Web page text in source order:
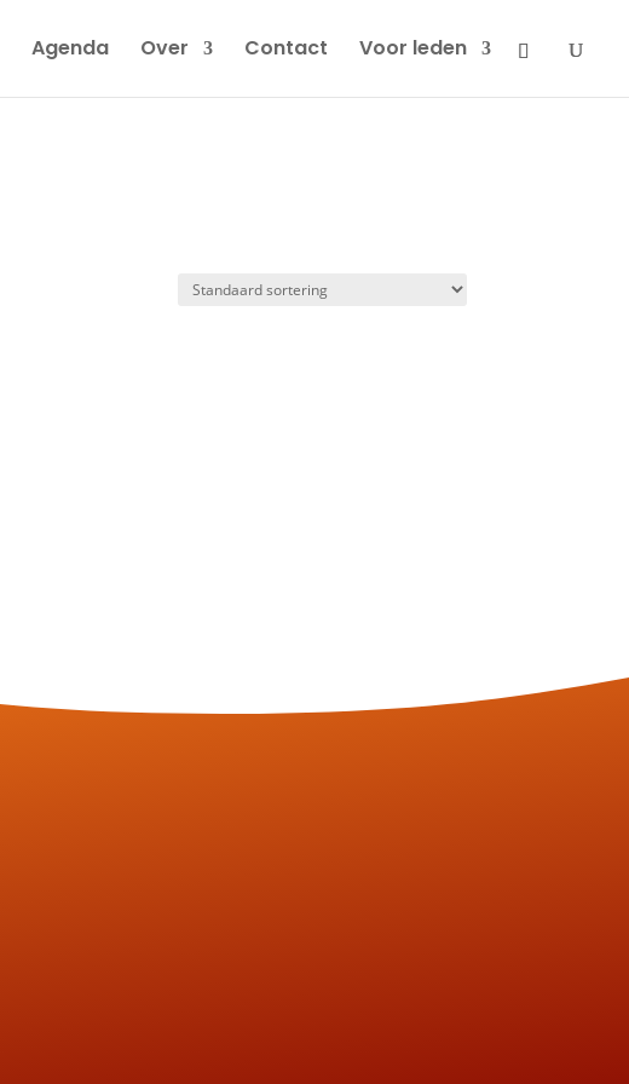
Agenda Over Contact Voor leden